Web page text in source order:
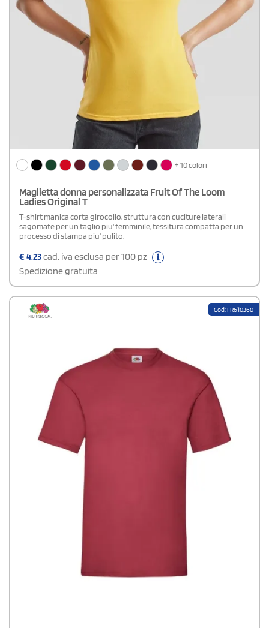
+ 10 colori
Maglietta donna personalizzata Fruit Of The Loom
Ladies Original T
T-shirt manica corta girocollo, struttura con cuciture laterali
sagomate per un taglio piu' femminile, tessitura compatta per un
processo di stampa piu' pulito.
€4,23cad. iva esclusa per 100 pz
Spedizione gratuita
Cod: FR610360